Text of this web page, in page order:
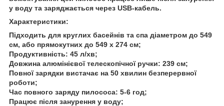
у воду та заряджається через USB-кабель.
Характеристики:
Підходить для круглих басейнів та спа діаметром до 549
см, або прямокутних до 549 х 274 см;
Продуктивність: 45 л/хв;
Довжина алюмінієвої телескопічної ручки: 239 см;
Повної зарядки вистачає на 50 хвилин безперервної
роботи;
Час повного заряду пилососа: 5-6 год;
Працює після занурення у воду;